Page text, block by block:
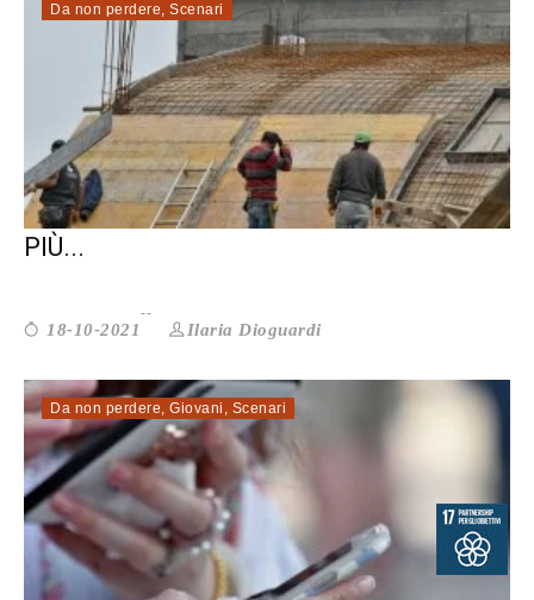
Da non perdere, Scenari
IMMIGRATI: LA LORO PRESENZA PORTA
PIÙ...
18-10-2021 Ilaria Dioguardi
Da non perdere, Giovani , Scenari